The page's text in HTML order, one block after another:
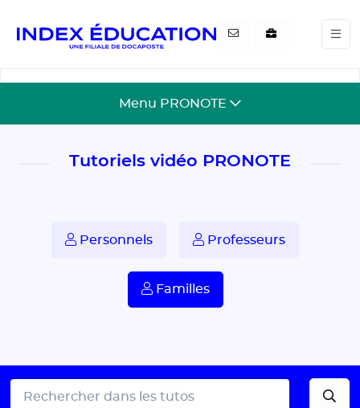
Menu PRONOTE
Tutoriels vidéo PRONOTE
Personnels Professeurs
Familles